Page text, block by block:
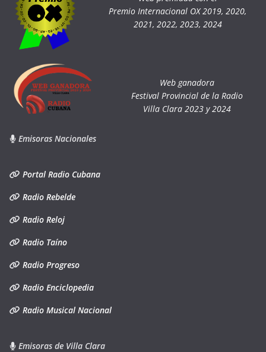
Premio Internacional OX 2019, 2020,
2021, 2022, 2023, 2024
Web ganadora
Festival Provincial de la Radio
Villa Clara 2023 y 2024
Emisoras Nacionales
Portal Radio Cubana
Radio Rebelde
Radio Reloj
Radio Taíno
Radio Progreso
Radio Enciclopedia
Radio Musical Nacional
Emisoras de Villa Clara